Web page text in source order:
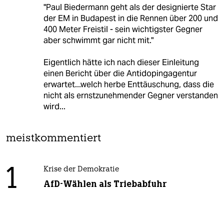
"Paul Biedermann geht als der designierte Star
der EM in Budapest in die Rennen über 200 und
400 Meter Freistil - sein wichtigster Gegner
aber schwimmt gar nicht mit."
Eigentlich hätte ich nach dieser Einleitung
einen Bericht über die Antidopingagentur
erwartet...welch herbe Enttäuschung, dass die
nicht als ernstzunehmender Gegner verstanden
wird...
meistkommentiert
1 Krise der Demokratie
AfD-Wählen als Triebabfuhr